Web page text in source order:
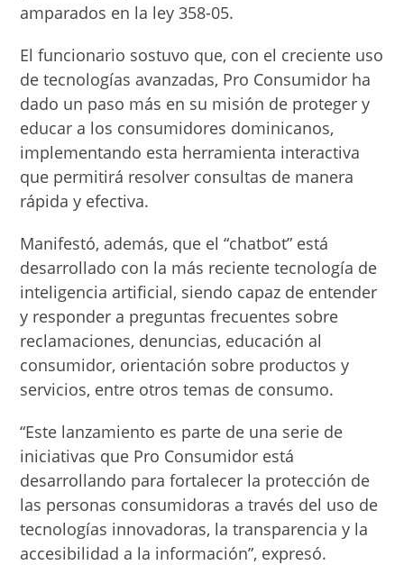
amparados en la ley 358-05.
El funcionario sostuvo que, con el creciente uso
de tecnologías avanzadas, Pro Consumidor ha
dado un paso más en su misión de proteger y
educar a los consumidores dominicanos,
implementando esta herramienta interactiva
que permitirá resolver consultas de manera
rápida y efectiva.
Manifestó, además, que el “chatbot” está
desarrollado con la más reciente tecnología de
inteligencia artificial, siendo capaz de entender
y responder a preguntas frecuentes sobre
reclamaciones, denuncias, educación al
consumidor, orientación sobre productos y
servicios, entre otros temas de consumo.
“Este lanzamiento es parte de una serie de
iniciativas que Pro Consumidor está
desarrollando para fortalecer la protección de
las personas consumidoras a través del uso de
tecnologías innovadoras, la transparencia y la
accesibilidad a la información”, expresó.